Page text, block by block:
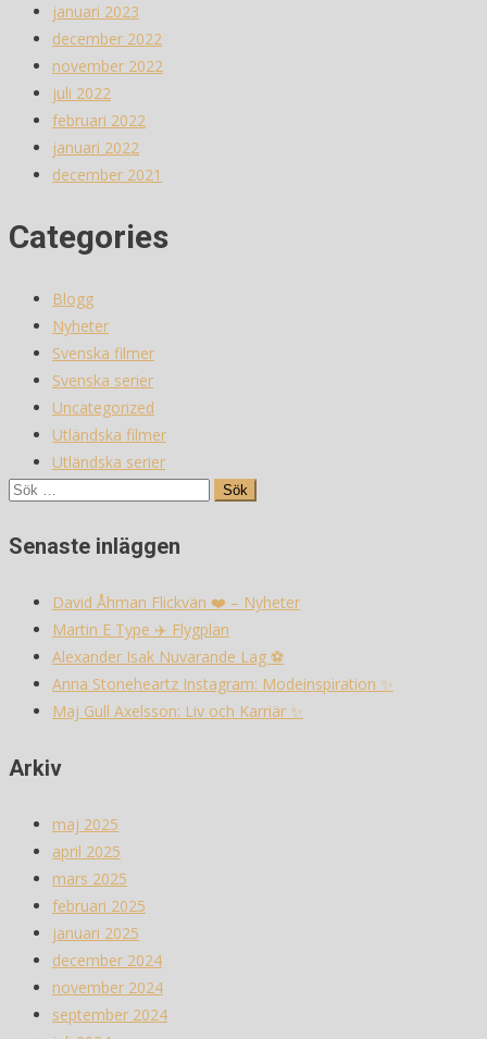
januari 2023
december 2022
november 2022
juli 2022
februari 2022
januari 2022
december 2021
Categories
Blogg
Nyheter
Svenska filmer
Svenska serier
Uncategorized
Utländska filmer
Utländska serier
Sök
Senaste inläggen
David Åhman Flickvän ❤️ – Nyheter
Martin E Type ✈️ Flygplan
Alexander Isak Nuvarande Lag ⚽️
Anna Stoneheartz Instagram: Modeinspiration ✨
Maj Gull Axelsson: Liv och Karriär ✨
Arkiv
maj 2025
april 2025
mars 2025
februari 2025
januari 2025
december 2024
november 2024
september 2024